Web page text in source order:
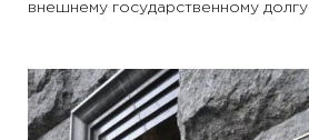
внешнему государственному долгу